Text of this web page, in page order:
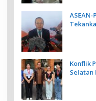
ASEAN-
Konflik
Selatan